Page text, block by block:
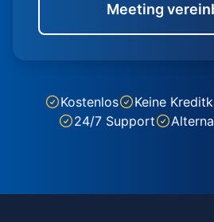
Meeting
Kostenlos
Keine
24/7 Support